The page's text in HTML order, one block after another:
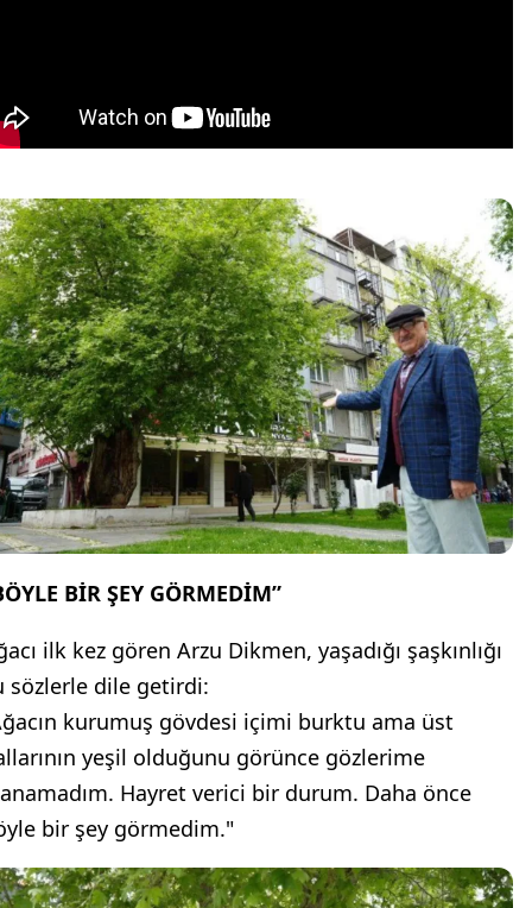
BİR ŞEY GÖRMEDİM”
ilk kez gören Arzu Dikmen, yaşadığı şaşkınlığı
sözlerle dile getirdi:
kurumuş gövdesi içimi burktu ama üst
yeşil olduğunu görünce gözlerime
Hayret verici bir durum. Daha önce
bir şey görmedim."